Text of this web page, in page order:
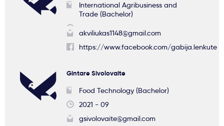
International Agribusiness and
Trade (Bachelor)
akviliukas1148@gmail.com
https://www.facebook.com/gabija.lenkute
Gintare Sivolovaite
Food Technology (Bachelor)
2021 - 09
gsivolovaite@gmail.com